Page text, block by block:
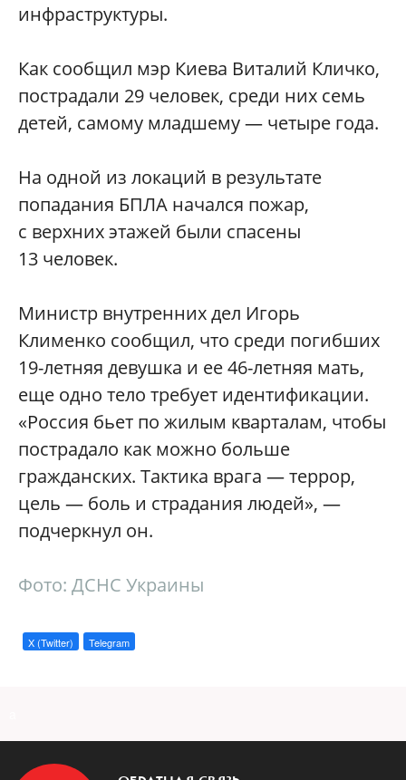
инфраструктуры.
Как сообщил мэр Киева Виталий Кличко,
пострадали 29 человек, среди них семь
детей, самому младшему — четыре года.
На одной из локаций в результате
попадания БПЛА начался пожар,
с верхних этажей были спасены
13 человек.
Министр внутренних дел Игорь
Клименко сообщил, что среди погибших
19-летняя девушка и ее 46-летняя мать,
еще одно тело требует идентификации.
«Россия бьет по жилым кварталам, чтобы
пострадало как можно больше
гражданских. Тактика врага — террор,
цель — боль и страдания людей», —
подчеркнул он.
Фото: ДСНС Украины
X (Twitter) Telegram